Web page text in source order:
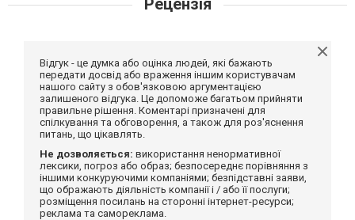
Відгук - це думка або оцінка людей, які бажають
передати досвід або враження іншим користувачам
нашого сайту з обов'язковою аргументацією
залишеного відгука. Це допоможе багатьом прийняти
правильне рішення. Коментарі призначені для
спілкування та обговорення, а також для роз'яснення
питань, що цікавлять.
Не дозволяється: використання ненормативної
лексики, погроз або образ; безпосереднє порівняння з
іншими конкуруючими компаніями; безпідставні заяви,
що ображають діяльність компанії і / або її послуги;
розміщення посилань на сторонні інтернет-ресурси;
реклама та самореклама.